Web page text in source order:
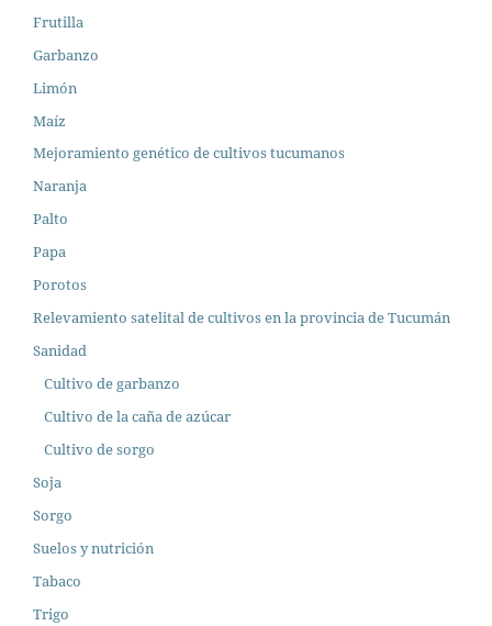
Frutilla
Garbanzo
Limón
Maíz
Mejoramiento genético de cultivos tucumanos
Naranja
Palto
Papa
Porotos
Relevamiento satelital de cultivos en la provincia de Tucumán
Sanidad
Cultivo de garbanzo
Cultivo de la caña de azúcar
Cultivo de sorgo
Soja
Sorgo
Suelos y nutrición
Tabaco
Trigo